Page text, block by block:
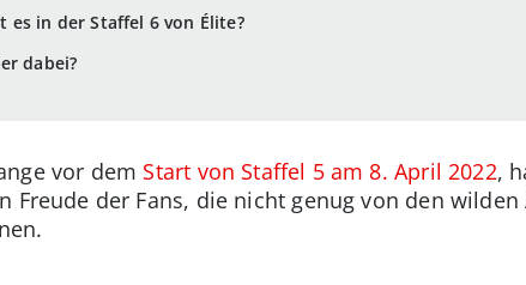
es in der Staffel 6 von Élite?
dabei?
vor dem Start von Staffel 5 am 8. April 2022,
Freude der Fans, die nicht genug von den